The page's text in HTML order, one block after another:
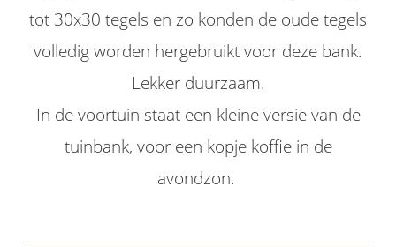
tot 30x30 tegels en zo konden de oude tegels
volledig worden hergebruikt voor deze bank.
Lekker duurzaam.
In de voortuin staat een kleine versie van de
tuinbank, voor een kopje koffie in de
avondzon.